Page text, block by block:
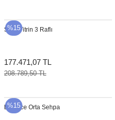
%15
Stilts Vitrin 3 Raflı
177.471,07 TL
208.789,50 TL
%15
Balance Orta Sehpa